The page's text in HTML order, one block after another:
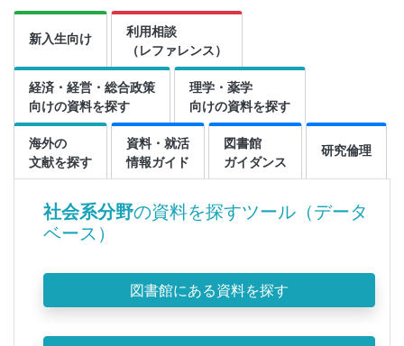
新入生向け
利用相談
（レファレンス）
経済・経営・総合政策
向けの資料を探す
理学・薬学
向けの資料を探す
海外の
文献を探す
資料・就活
情報ガイド
図書館
ガイダンス
研究倫理
社会系分野の資料を探すツール（データ
ベース）
図書館にある資料を探す